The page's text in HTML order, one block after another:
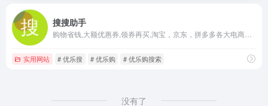
搜搜助手
实用网站 # 优乐搜 # 优乐购 # 优乐购搜索
没有了